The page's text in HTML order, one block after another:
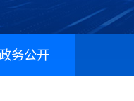
务公开